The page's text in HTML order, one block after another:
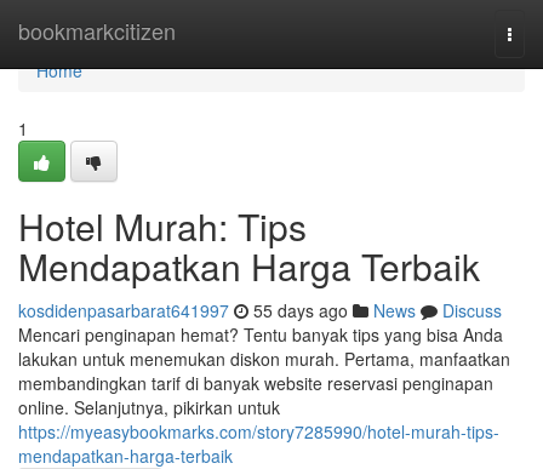
bookmarkcitizen
Home
Home
1
Hotel Murah: Tips
Mendapatkan Harga Terbaik
kosdidenpasarbarat641997 55 days ago News
Discuss
Mencari penginapan hemat? Tentu banyak tips yang bisa Anda
lakukan untuk menemukan diskon murah. Pertama, manfaatkan
membandingkan tarif di banyak website reservasi penginapan
online. Selanjutnya, pikirkan untuk
https://myeasybookmarks.com/story7285990/hotel-murah-tips-
mendapatkan-harga-terbaik